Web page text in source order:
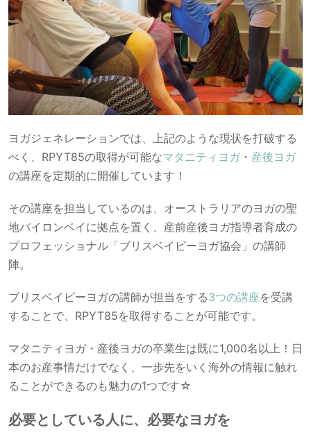
ヨガジェネレーションでは、上記のような現状を打破する
べく、RPYT85の取得が可能なマタニティヨガ・ 産後ヨガ
の講座を定期的に開催しています！
その講座を担当しているのは、オーストラリアのヨガの聖
地バイロンベイに拠点を置く、産前産後ヨガ指導者育成の
プロフェッショナル「ブリスベイビーヨガ協会」の講師
陣。
ブリスベイビーヨガの講師が担当をする3つの講座を受講
することで、RPYT85を取得することが可能です。
マタニティヨガ・産後ヨガの卒業生は既に1,000名以上！日
本のお産事情だけでなく、一歩先をいく海外の情報に触れ
ることができるのも魅力の1つです☆
必要としている人に、必要なヨガを